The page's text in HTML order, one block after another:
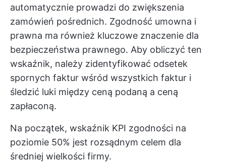
automatycznie prowadzi do zwiększenia
zamówień pośrednich. Zgodność umowna i
prawna ma również kluczowe znaczenie dla
bezpieczeństwa prawnego. Aby obliczyć ten
wskaźnik, należy zidentyfikować odsetek
spornych faktur wśród wszystkich faktur i
śledzić luki między ceną podaną a ceną
zapłaconą.
Na początek, wskaźnik KPI zgodności na
poziomie 50% jest rozsądnym celem dla
średniej wielkości firmy.